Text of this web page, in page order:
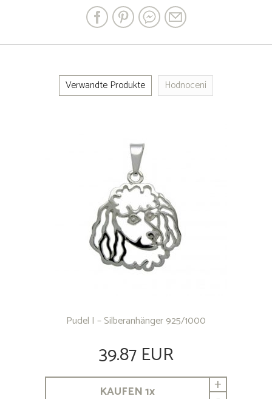
Verwandte Produkte Hodnocení
Pudel I – Silberanhänger 925/1000
39.87 EUR
KAUFEN1x +